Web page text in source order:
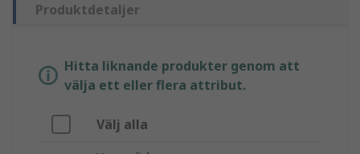
Produktdetaljer
Hitta liknande produkter genom att
välja ett eller flera attribut.
Välj alla